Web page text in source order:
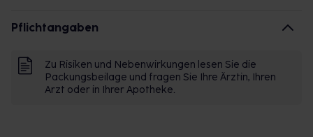
Pflichtangaben
Zu Risiken und Nebenwirkungen lesen Sie die
Packungsbeilage und fragen Sie Ihre Ärztin, Ihren
Arzt oder in Ihrer Apotheke.